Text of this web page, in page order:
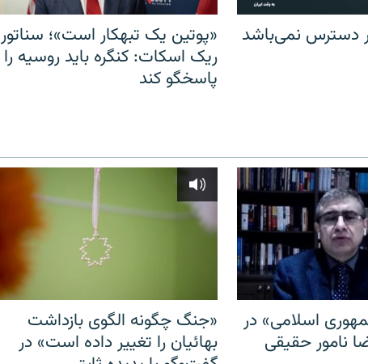
دسترس نمی‌باشد
«پوتین یک تبهکار است»؛ سناتور
ریک اسکات: کنگره باید روسیه را
پاسخگو کند
اسلامی» در
نامور حقیقی
«جنگ چگونه الگوی بازداشت
بهائیان را تغییر داده است» در